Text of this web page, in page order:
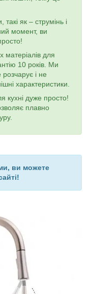
як – струмінь і
момент, ви
матеріалів для
10 років. Ми
і не
характеристики.
кухні дуже просто!
плавно
ви можете